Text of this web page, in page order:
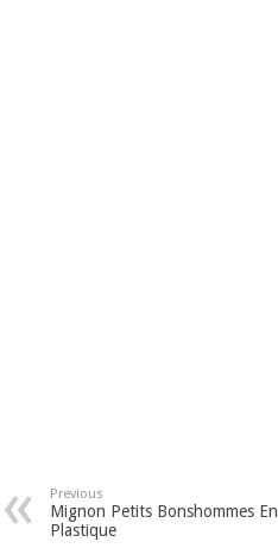
Previous
Mignon Petits Bonshommes En
Plastique